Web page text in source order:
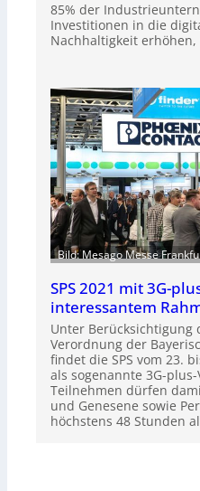
85% der
Investitionen in die
Nachhaltigkeit erhöhen,
Bild: Mesago Messe
SPS 2021 mit 3G-
interessantem
Unter Berücksichtigung
Verordnung der
findet die SPS vom 23.
als sogenannte 3G-
Teilnehmen dürfen
und Genesene sowie
höchstens 48 Stunden